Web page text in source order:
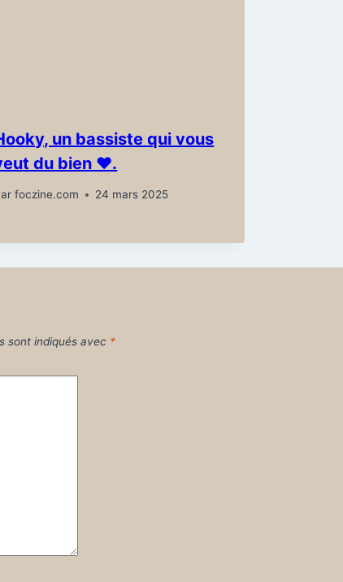
un bassiste qui vous
du bien ❤️.
foczine.com 24 mars 2025
sont indiqués avec *